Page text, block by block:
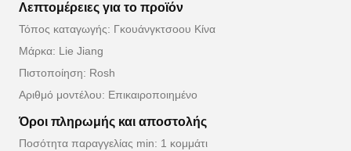
Λεπτομέρειες για το προϊόν
Τόπος καταγωγής: Γκουάνγκτσοου Κίνα
Μάρκα: Lie Jiang
Πιστοποίηση: Rosh
Αριθμό μοντέλου: Επικαιροποιημένο
Όροι πληρωμής και αποστολής
Ποσότητα παραγγελίας min: 1 κομμάτι